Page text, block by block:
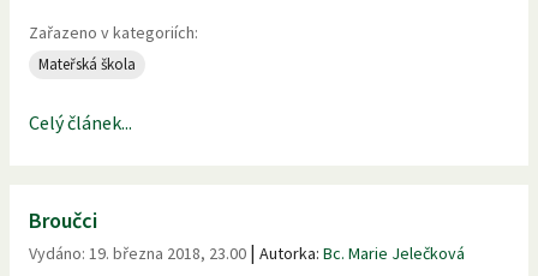
Zařazeno v kategoriích:
Mateřská škola
Celý článek...
Broučci
Vydáno: 19. března 2018, 23.00 | Autorka: Bc. Marie Jelečková